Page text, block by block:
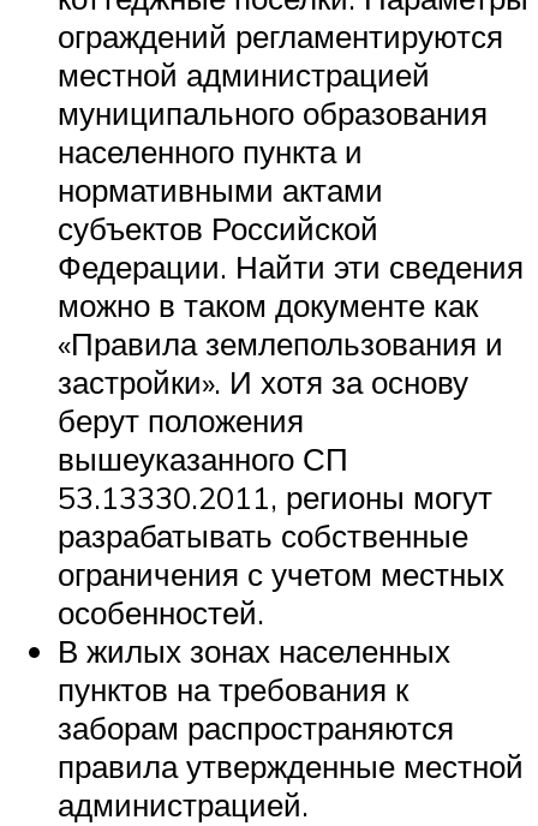
ограждений регламентируются
местной администрацией
муниципального образования
населенного пункта и
нормативными актами
субъектов Российской
Федерации. Найти эти сведения
можно в таком документе как
«Правила землепользования и
застройки». И хотя за основу
берут положения
вышеуказанного СП
53.13330.2011, регионы могут
разрабатывать собственные
ограничения с учетом местных
особенностей.
В жилых зонах населенных
пунктов на требования к
заборам распространяются
правила утвержденные местной
администрацией.